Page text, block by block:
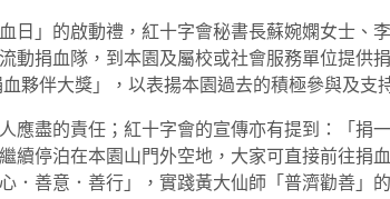
」的啟動禮，紅十字會秘書長蘇婉嫻女士、
動捐血隊，到本園及屬校或社會服務單位提供
夥伴大獎」，以表揚本園過去的積極參與及支
盡的責任；紅十字會的宣傳亦有提到：「捐
續停泊在本園山門外空地，大家可直接前往捐
善意．善行」，實踐黃大仙師「普濟勸善」的